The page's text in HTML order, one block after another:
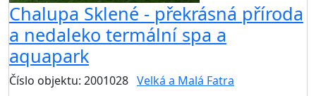
Chalupa Sklené - překrásná příroda
a nedaleko termální spa a
aquapark
Číslo objektu: 2001028 Velká a Malá Fatra